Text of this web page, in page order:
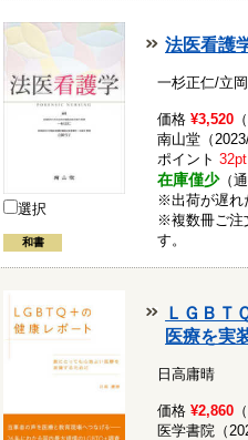
選択
和書
法医看護
一杉正仁/立
価格¥3,520
南山堂（
ポイント32pt
在庫僅少（
※出荷が遅れ
※複数冊ご注
す。
ＬＧＢＴ
医療を実
日高庸晴
価格¥2,860
医学書院（